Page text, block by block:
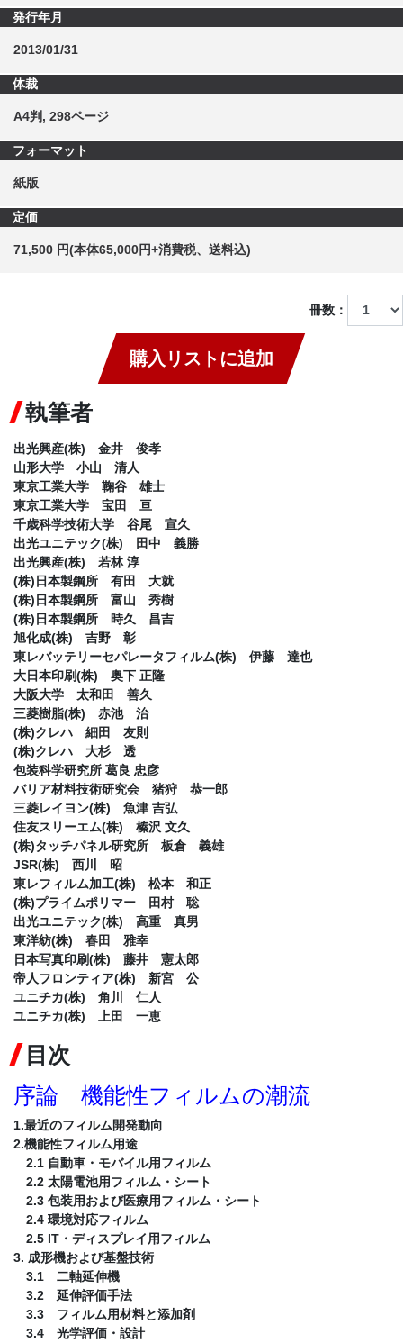
発行年月
2013/01/31
体裁
A4判, 298ページ
フォーマット
紙版
定価
71,500 円(本体65,000円+消費税、送料込)
冊数：
購入リストに追加
執筆者
出光興産(株) 金井 俊孝
山形大学 小山 清人
東京工業大学 鞠谷 雄士
東京工業大学 宝田 亘
千歳科学技術大学 谷尾 宣久
出光ユニテック(株) 田中 義勝
出光興産(株) 若林 淳
(株)日本製鋼所 有田 大就
(株)日本製鋼所 富山 秀樹
(株)日本製鋼所 時久 昌吉
旭化成(株) 吉野 彰
東レバッテリーセパレータフィルム(株) 伊藤 達也
大日本印刷(株) 奥下 正隆
大阪大学 太和田 善久
三菱樹脂(株) 赤池 治
(株)クレハ 細田 友則
(株)クレハ 大杉 透
包装科学研究所 葛良 忠彦
バリア材料技術研究会 猪狩 恭一郎
三菱レイヨン(株) 魚津 吉弘
住友スリーエム(株) 榛沢 文久
(株)タッチパネル研究所 板倉 義雄
JSR(株) 西川 昭
東レフィルム加工(株) 松本 和正
(株)プライムポリマー 田村 聡
出光ユニテック(株) 高重 真男
東洋紡(株) 春田 雅幸
日本写真印刷(株) 藤井 憲太郎
帝人フロンティア(株) 新宮 公
ユニチカ(株) 角川 仁人
ユニチカ(株) 上田 一恵
目次
序論 機能性フィルムの潮流
1.最近のフィルム開発動向
2.機能性フィルム用途
2.1 自動車・モバイル用フィルム
2.2 太陽電池用フィルム・シート
2.3 包装用および医療用フィルム・シート
2.4 環境対応フィルム
2.5 IT・ディスプレイ用フィルム
3. 成形機および基盤技術
3.1 二軸延伸機
3.2 延伸評価手法
3.3 フィルム用材料と添加剤
3.4 光学評価・設計